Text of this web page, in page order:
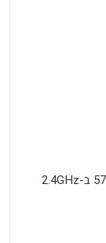
עד 1201Mbps ב-5GHz ועד 574Mbps ב-2.4GHz